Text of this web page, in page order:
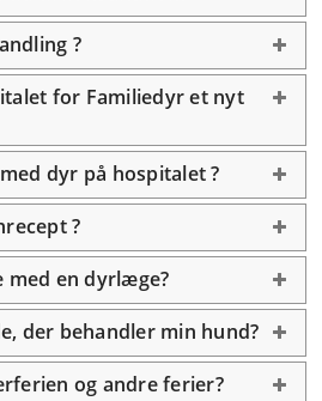
?
for Familiedyr et nyt
dyr på hospitalet ?
?
med en dyrlæge?
der behandler min hund?
og andre ferier?